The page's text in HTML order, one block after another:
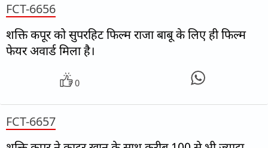
FCT-6656
शक्ति कपूर को सुपरहिट फिल्म राजा बाबू के लिए ही फिल्म
फेयर अवार्ड मिला है।
0
FCT-6657